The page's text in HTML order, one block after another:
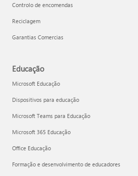
Controlo de encomendas
Reciclagem
Garantias Comercias
Educação
Microsoft Educação
Dispositivos para educação
Microsoft Teams para Educação
Microsoft 365 Educação
Office Educação
Formação e desenvolvimento de educadores